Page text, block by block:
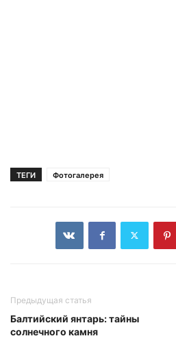
ТЕГИ Фотогалерея
Предыдущая статья
Балтийский янтарь: тайны
солнечного камня